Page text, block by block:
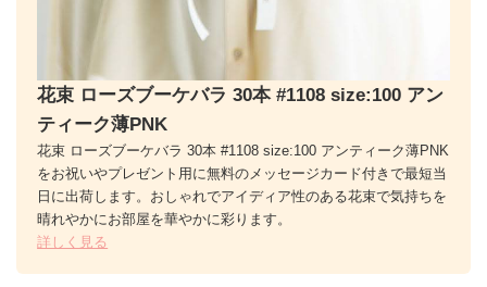
花束 ローズブーケバラ 30本 #1108 size:100 アン
ティーク薄PNK
花束 ローズブーケバラ 30本 #1108 size:100 アンティーク薄PNK
をお祝いやプレゼント用に無料のメッセージカード付きで最短当
日に出荷します。おしゃれでアイディア性のある花束で気持ちを
晴れやかにお部屋を華やかに彩ります。
詳しく見る